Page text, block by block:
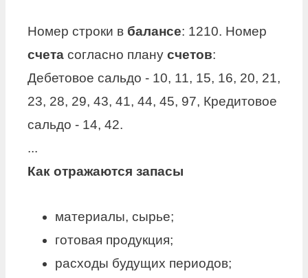
Номер строки в балансе: 1210. Номер
счета согласно плану счетов:
Дебетовое сальдо - 10, 11, 15, 16, 20, 21,
23, 28, 29, 43, 41, 44, 45, 97, Кредитовое
сальдо - 14, 42.
...
Как отражаются запасы
материалы, сырье;
готовая продукция;
расходы будущих периодов;